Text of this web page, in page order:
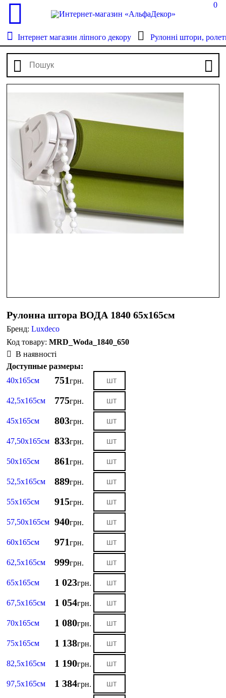
0
Інтернет магазин ліпного декору Рулонні штори,
Рулонна штора ВОДА 1840 65х165см
Бренд:Luxdeco
MRD_Woda_1840_650
В наявності
Доступные размеры:
40х165см
751грн.
42,5х165см 775грн.
45х165см 803грн.
47,50х165см 833грн.
50х165см 861грн.
52,5х165см 889грн.
55х165см 915грн.
57,50х165см 940грн.
60х165см 971грн.
62,5х165см 999грн.
65х165см 1 023грн.
67,5х165см 1 054грн.
70х165см 1 080грн.
75х165см 1 138грн.
82,5х165см 1 190грн.
97,5х165см 1 384грн.